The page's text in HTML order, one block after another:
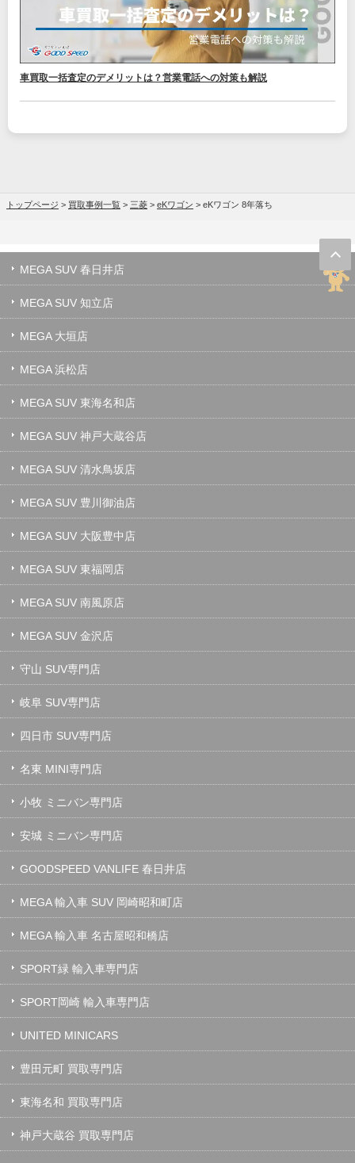
車買取一括査定のデメリットは？営業電話への対策も解説
トップページ > 買取事例一覧 > 三菱 > eKワゴン > eKワゴン 8年落ち
MEGA SUV 春日井店
MEGA SUV 知立店
MEGA 大垣店
MEGA 浜松店
MEGA SUV 東海名和店
MEGA SUV 神戸大蔵谷店
MEGA SUV 清水鳥坂店
MEGA SUV 豊川御油店
MEGA SUV 大阪豊中店
MEGA SUV 東福岡店
MEGA SUV 南風原店
MEGA SUV 金沢店
守山 SUV専門店
岐阜 SUV専門店
四日市 SUV専門店
名東 MINI専門店
小牧 ミニバン専門店
安城 ミニバン専門店
GOODSPEED VANLIFE 春日井店
MEGA 輸入車 SUV 岡崎昭和町店
MEGA 輸入車 名古屋昭和橋店
SPORT緑 輸入車専門店
SPORT岡崎 輸入車専門店
UNITED MINICARS
豊田元町 買取専門店
東海名和 買取専門店
神戸大蔵谷 買取専門店